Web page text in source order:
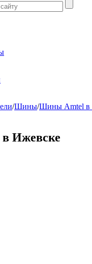
/Шины/Шины Amtel в
Ижевске